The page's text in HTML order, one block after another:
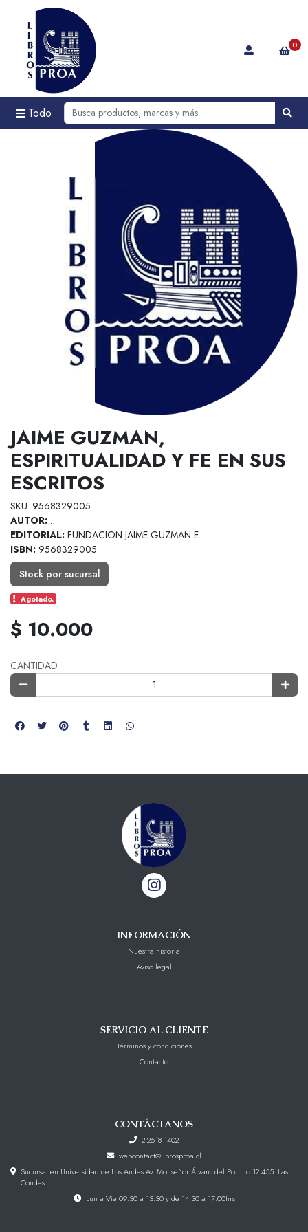
Todo
0
JAIME GUZMAN,
ESPIRITUALIDAD Y FE EN SUS
ESCRITOS
SKU: 9568329005
AUTOR: .
EDITORIAL: FUNDACION JAIME GUZMAN E.
ISBN: 9568329005
Stock por sucursal
Agotado.
$ 10.000
CANTIDAD
INFORMACIÓN
Nuestra historia
Aviso legal
SERVICIO AL CLIENTE
Términos y condiciones
Contacto
CONTÁCTANOS
2 2618 1402
webcontact@librosproa.cl
Sucursal en Universidad de Los Andes Av. Monseñor Álvaro del Portillo 12.455. Las
Condes
Lun a Vie 09:30 a 13:30 y de 14:30 a 17:00hrs